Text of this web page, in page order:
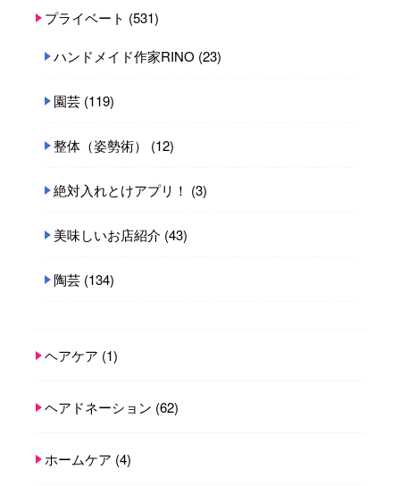
プライベート (531)
ハンドメイド作家RINO (23)
園芸 (119)
整体（姿勢術） (12)
絶対入れとけアプリ！ (3)
美味しいお店紹介 (43)
陶芸 (134)
ヘアケア (1)
ヘアドネーション (62)
ホームケア (4)